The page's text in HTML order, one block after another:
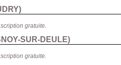
)
gratuite.
SUR-DEULE)
gratuite.